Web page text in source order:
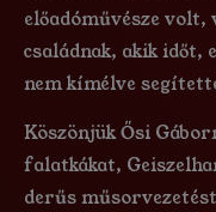
előadóművésze
családnak, akik időt,
nem kímélve
Köszönjük Ősi
falatkákat,
derűs